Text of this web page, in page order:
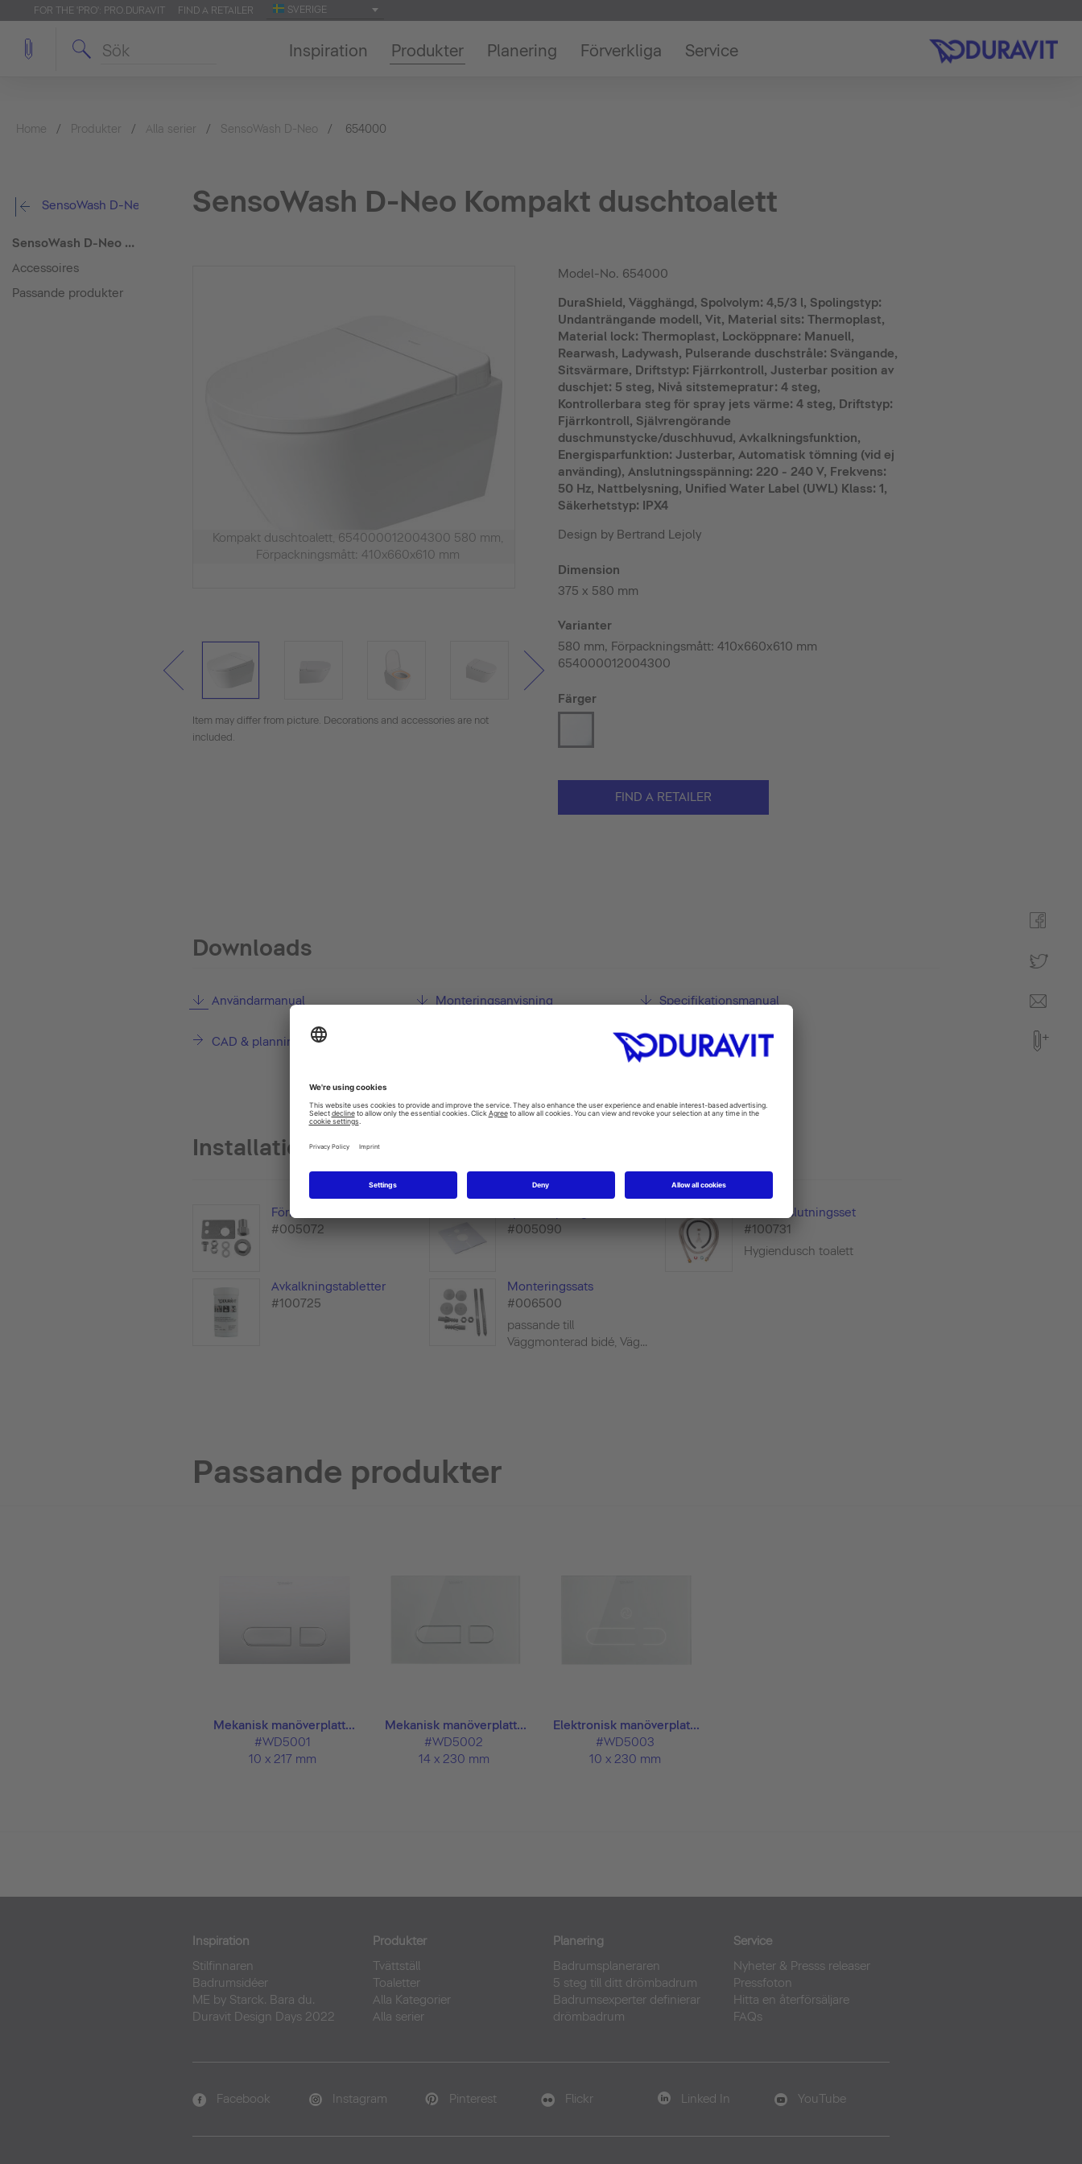
FOR THE 'PRO': PRO.DURAVIT FIND A RETAILER SVERIGE
Inspiration Produkter Planering Förverkliga Service
Home Produkter Alla serier SensoWash D-Neo 654000
SensoWash D-Neo
SensoWash D-Neo Kompakt duschtoalett
Accessoires
Passande produkter
SensoWash D-Neo Kompakt duschtoalett
Kompakt duschtoalett, 654000012004300 580 mm,
Förpackningsmått: 410x660x610 mm
Item may differ from picture. Decorations and accessories are not
included.
Model-No. 654000
DuraShield, Vägghängd, Spolvolym: 4,5/3 l, Spolingstyp:
Undanträngande modell, Vit, Material sits: Thermoplast,
Material lock: Thermoplast, Locköppnare: Manuell,
Rearwash, Ladywash, Pulserande duschstråle: Svängande,
Sitsvärmare, Driftstyp: Fjärrkontroll, Justerbar position av
duschjet: 5 steg, Nivå sitstemepratur: 4 steg,
Kontrollerbara steg för spray jets värme: 4 steg, Driftstyp:
Fjärrkontroll, Självrengörande
duschmunstycke/duschhuvud, Avkalkningsfunktion,
Energisparfunktion: Justerbar, Automatisk tömning (vid ej
använding), Anslutningsspänning: 220 - 240 V, Frekvens:
50 Hz, Nattbelysning, Unified Water Label (UWL) Klass: 1,
Säkerhetstyp: IPX4
Design by Bertrand Lejoly
Dimension
375 x 580 mm
Varianter
580 mm, Förpackningsmått: 410x660x610 mm
654000012004300
Färger
FIND A RETAILER
Downloads
Användarmanual Monteringsanvisning Specifikationsmanual
CAD & planning data
Installation accessories
Förinstallationsset
#005072
#005090
Vario anslutningsset
#100731
Hygiendusch toalett
Avkalkningstabletter
#100725
Monteringssats
#006500
passande till
Väggmonterad bidé, Väg...
Passande produkter
Mekanisk manöverplatt...
#WD5001
10 x 217 mm
Mekanisk manöverplatt...
#WD5002
14 x 230 mm
Elektronisk manöverplat...
#WD5003
10 x 230 mm
Inspiration
Stilfinnaren
Badrumsidéer
ME by Starck. Bara du.
Duravit Design Days 2022
Produkter
Tvättställ
Toaletter
Alla Kategorier
Alla serier
Planering
Badrumsplaneraren
5 steg till ditt drömbadrum
Badrumsexperter definierar
drömbadrum
Service
Nyheter & Presss releaser
Pressfoton
Hitta en återförsäljare
FAQs
Facebook Instagram Pinterest Flickr Linked In YouTube